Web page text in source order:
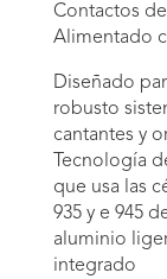
Contactos
Alimentado
Diseñado
robusto
cantantes y
Tecnología
que usa las
935 y e 945
aluminio
integrado